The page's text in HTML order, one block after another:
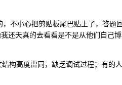
不小心把剪贴板尾巴贴上了，答题
还天真的去看看是不是从他们自己
构高度雷同，缺乏调试过程；有的